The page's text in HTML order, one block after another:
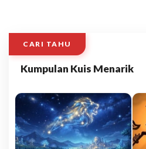
CARI TAHU
Kumpulan Kuis Menarik